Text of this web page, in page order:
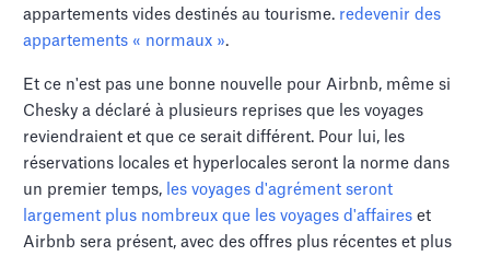
appartements vides destinés au tourisme. redevenir des
appartements « normaux ».
Et ce n'est pas une bonne nouvelle pour Airbnb, même si
Chesky a déclaré à plusieurs reprises que les voyages
reviendraient et que ce serait différent. Pour lui, les
réservations locales et hyperlocales seront la norme dans
un premier temps, les voyages d'agrément seront
largement plus nombreux que les voyages d'affaires et
Airbnb sera présent, avec des offres plus récentes et plus